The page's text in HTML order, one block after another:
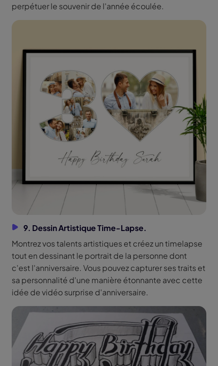
perpétuer le souvenir de l'année écoulée.
9. Dessin Artistique Time-Lapse.
Montrez vos talents artistiques et créez un timelapse
tout en dessinant le portrait de la personne dont
c'est l'anniversaire. Vous pouvez capturer ses traits et
sa personnalité d'une manière étonnante avec cette
idée de vidéo surprise d'anniversaire.